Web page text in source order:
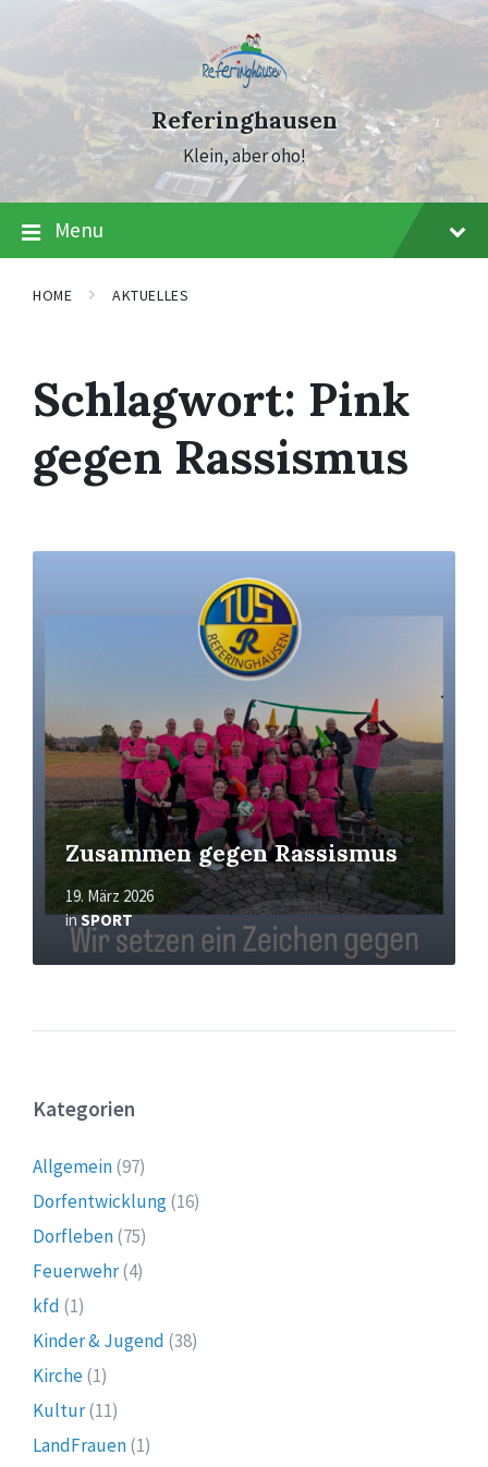
Referinghausen
Klein, aber oho!
Menu
HOME AKTUELLES
Schlagwort: Pink
gegen Rassismus
Zusammen gegen Rassismus
19. März 2026
inSPORT
Mehr
Kategorien
Allgemein(97)
Dorfentwicklung(16)
Dorfleben(75)
Feuerwehr(4)
kfd (1)
Kinder & Jugend (38)
Kirche(1)
Kultur(11)
LandFrauen(1)